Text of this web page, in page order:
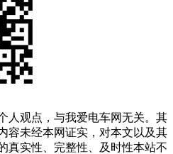
人观点，与我爱电车网无关。其
容未经本网证实，对本文以及其
真实性、完整性、及时性本站不